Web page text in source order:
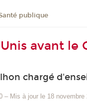
publique
avant
chargé
– Mis à jour le 18 novembre